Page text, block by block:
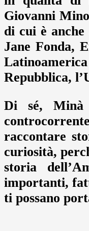
Giovanni
di cui è
Jane Fonda,
Repubblica,
Di sé, Minà
raccontare
curiosità,
storia
importanti,
ti possano